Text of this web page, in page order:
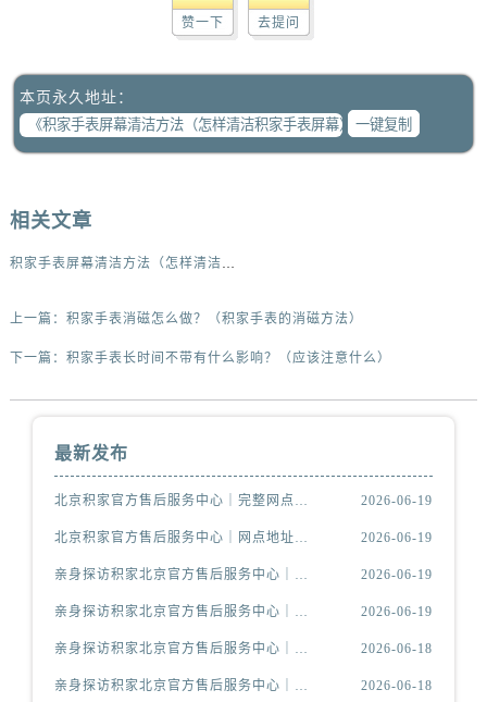
赞一下 去提问
本页永久地址：
一键复制
相关文章
上一篇： 积家手表消磁怎么做？（积家手表的消磁方法）
下一篇： 积家手表长时间不带有什么影响？（应该注意什么）
最新发布
2026-06-19
2026-06-19
2026-06-19
2026-06-19
2026-06-18
2026-06-18